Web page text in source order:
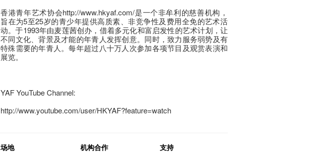
香港青年艺术协会http://www.hkyaf.com/是一个非牟利的慈善机构，
旨在为5至25岁的青少年提供高质素、非竞争性及费用全免的艺术活
动。于1993年由麦莲茜创办，借着多元化和富启发性的艺术计划，让
不同文化、背景及才能的年青人发挥创意。同时，致力服务弱势及有
特殊需要的年青人。每年超过八十万人次参加各项节目及观赏表演和
展览。
YAF YouTube Channel:
http://www.youtube.com/user/HKYAF?feature=watch
场地
机构合作
支持